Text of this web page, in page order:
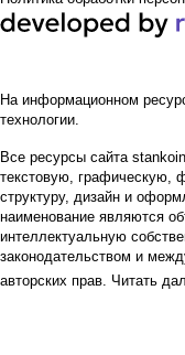
На информационном
технологии.
Все ресурсы сайта
текстовую, графическую,
структуру, дизайн и
наименование являются
интеллектуальную
законодательством и
авторских прав. Читать